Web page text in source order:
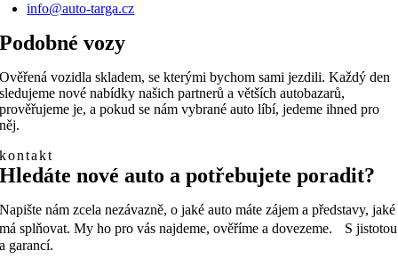
info@auto-targa.cz
Podobné vozy
Ověřená vozidla skladem, se kterými bychom sami jezdili. Každý den
sledujeme nové nabídky našich partnerů a větších autobazarů,
prověřujeme je, a pokud se nám vybrané auto líbí, jedeme ihned pro
něj.
kontakt
Hledáte nové auto a potřebujete poradit?
Napište nám zcela nezávazně, o jaké auto máte zájem a představy, jaké
má splňovat. My ho pro vás najdeme, ověříme a dovezeme. S jistotou
a garancí.